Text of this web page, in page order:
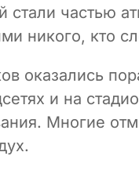
стали частью
никого, кто
оказались
и на
Многие